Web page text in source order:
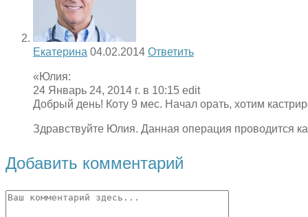
Екатерина 04.02.2014 Ответить
«Юлия:
24 Январь 24, 2014 г. в 10:15 edit
Добрый день! Коту 9 мес. Начал орать, хотим
Здравствуйте Юлия. Данная операция проводится
Добавить комментарий
Комментарий